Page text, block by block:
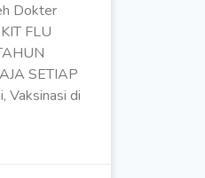
Dokter
FLU
SETIAP
Vaksinasi di